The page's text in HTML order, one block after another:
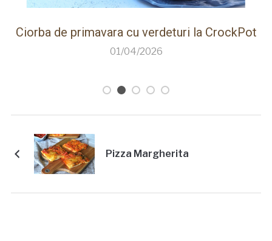
Paine de casa rapida la Thermomix cu faina
care creste singura
Pizza Margherita